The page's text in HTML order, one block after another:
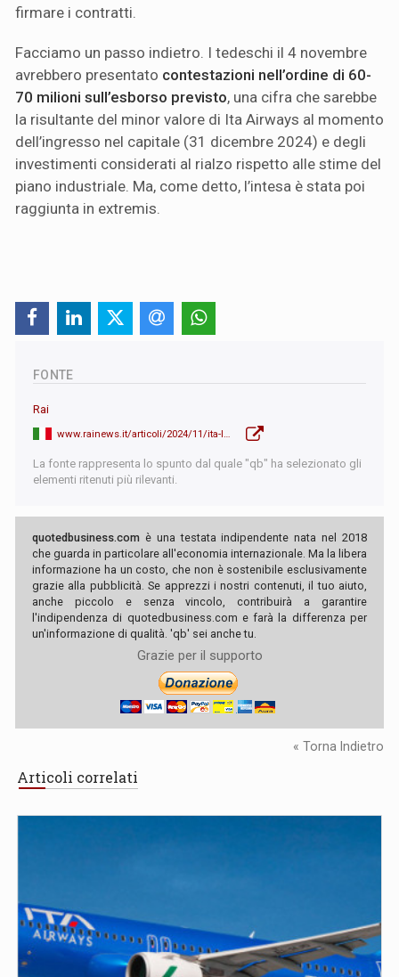
firmare i contratti.
Facciamo un passo indietro. I tedeschi il 4 novembre
avrebbero presentato contestazioni nell’ordine di 60-
70 milioni sull’esborso previsto, una cifra che sarebbe
la risultante del minor valore di Ita Airways al momento
dell’ingresso nel capitale (31 dicembre 2024) e degli
investimenti considerati al rialzo rispetto alle stime del
piano industriale. Ma, come detto, l’intesa è stata poi
raggiunta in extremis.
FONTE
Rai
La fonte rappresenta lo spunto dal quale "qb" ha selezionato gli
elementi ritenuti più rilevanti.
quotedbusiness.com è una testata indipendente nata nel 2018
che guarda in particolare all'economia internazionale. Ma la libera
informazione ha un costo, che non è sostenibile esclusivamente
grazie alla pubblicità. Se apprezzi i nostri contenuti, il tuo aiuto,
anche piccolo e senza vincolo, contribuirà a garantire
l'indipendenza di quotedbusiness.com e farà la differenza per
un'informazione di qualità. 'qb' sei anche tu.
Grazie per il supporto
« Torna Indietro
Articoli correlati